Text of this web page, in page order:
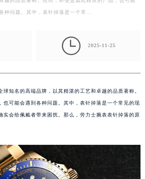
种问题。其中，表针掉落是一个常…
 2025-11-25
球知名的高端品牌，以其精湛的工艺和卓越的品质著称。
也可能会遇到各种问题。其中，表针掉落是一个常见的现
实会给佩戴者带来困扰。那么，劳力士腕表表针掉落的原